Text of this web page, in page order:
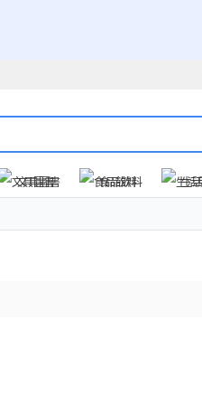
文具圖書
食品飲料 生